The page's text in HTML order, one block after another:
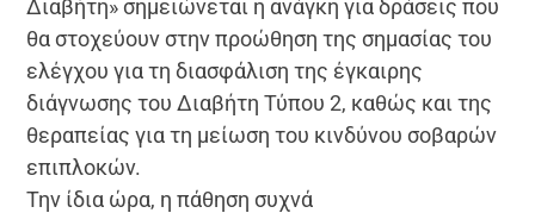
Διαβήτη» σημειώνεται η ανάγκη για δράσεις που
θα στοχεύουν στην προώθηση της σημασίας του
ελέγχου για τη διασφάλιση της έγκαιρης
διάγνωσης του Διαβήτη Τύπου 2, καθώς και της
θεραπείας για τη μείωση του κινδύνου σοβαρών
επιπλοκών.
Την ίδια ώρα, η πάθηση συχνά